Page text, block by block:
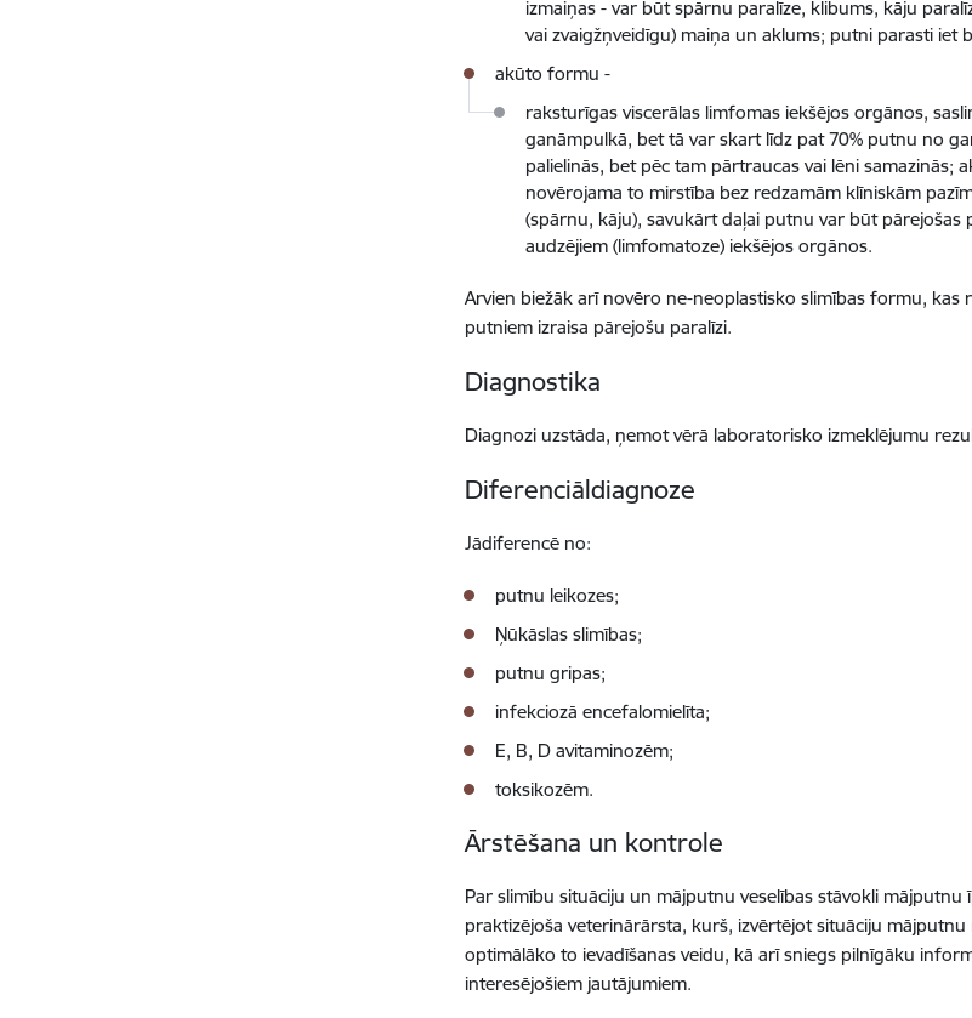
izmaiņas - var būt spārnu paralīze, klibums, kāju
vai zvaigžņveidīgu) maiņa un aklums; putni parasti iet
akūto formu -
raksturīgas viscerālas limfomas iekšējos orgānos,
ganāmpulkā, bet tā var skart līdz pat 70% putnu no
palielinās, bet pēc tam pārtraucas vai lēni
novērojama to mirstība bez redzamām klīniskām
(spārnu, kāju), savukārt daļai putnu var būt
audzējiem (limfomatoze) iekšējos orgānos.
Arvien biežāk arī novēro ne-neoplastisko slimības formu,
putniem izraisa pārejošu paralīzi.
Diagnostika
Diagnozi uzstāda, ņemot vērā laboratorisko izmeklējumu
Diferenciāldiagnoze
Jādiferencē no:
putnu leikozes;
Ņūkāslas slimības;
putnu gripas;
infekciozā encefalomielīta;
E, B, D avitaminozēm;
toksikozēm.
Ārstēšana un kontrole
Par slimību situāciju un mājputnu veselības stāvokli
praktizējoša veterinārārsta, kurš, izvērtējot situāciju
optimālāko to ievadīšanas veidu, kā arī sniegs pilnīgāku
interesējošiem jautājumiem.